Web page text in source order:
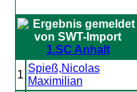
1.SC Anhalt
1
Spieß,Nicolas
Maximilian